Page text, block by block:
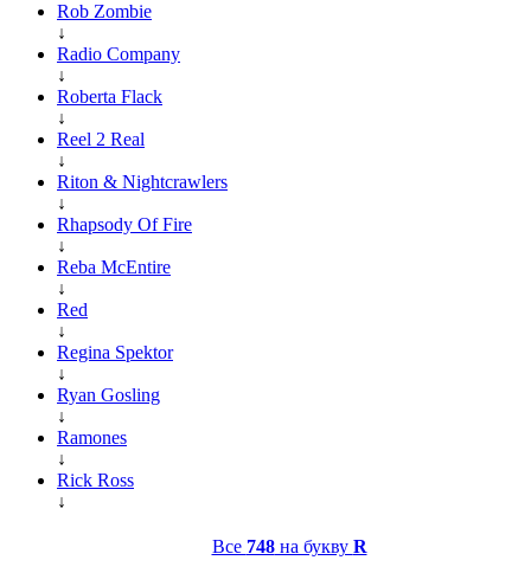
Rob Zombie
↓
Radio Company
↓
Roberta Flack
↓
Reel 2 Real
↓
Riton & Nightcrawlers
↓
Rhapsody Of Fire
↓
Reba McEntire
↓
Red
↓
Regina Spektor
↓
Ryan Gosling
↓
Ramones
↓
Rick Ross
↓
Все 748на букву R